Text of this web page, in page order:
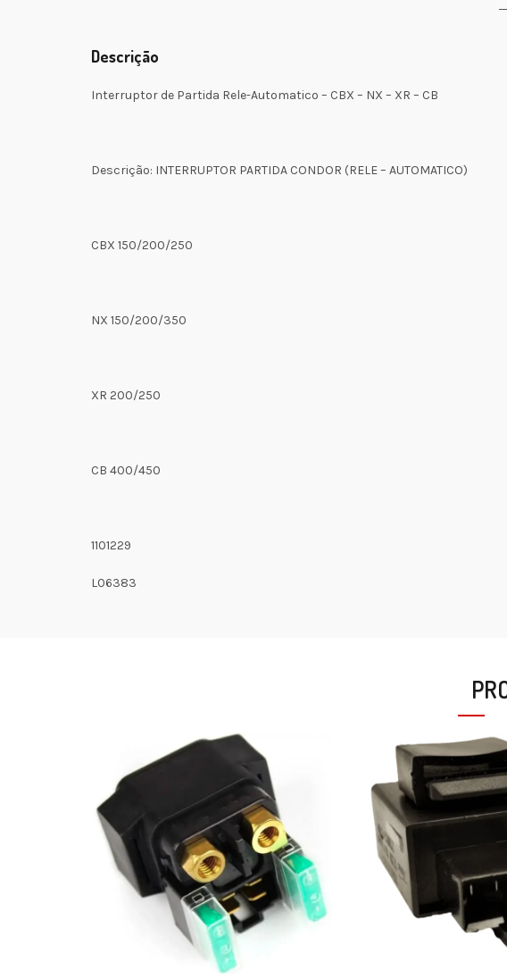
Descrição
Interruptor de Partida Rele-Automatico – CBX – NX – XR – CB
Descrição: INTERRUPTOR PARTIDA CONDOR (RELE – AUTOMATICO)
CBX 150/200/250
NX 150/200/350
XR 200/250
CB 400/450
1101229
L06383